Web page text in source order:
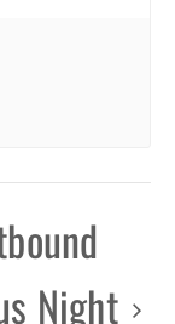
Night